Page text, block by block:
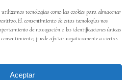
utilizamos tecnologías como las cookies para almacenar
El consentimiento de estas tecnologías nos
de navegación o las identificaciones únicas
puede afectar negativamente a ciertas
Aceptar
700313
EN: